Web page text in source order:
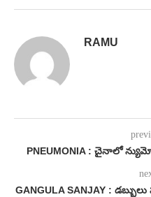
RAMU
PNEUMONIA : చైనాలో
GANGULA SANJAY :